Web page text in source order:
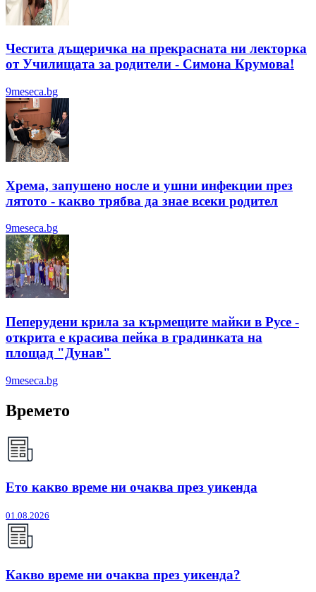
Честита дъщеричка на прекрасната ни лекторка
от Училищата за родители - Симона Крумова!
9meseca.bg
Хрема, запушено носле и ушни инфекции през
лятотo - какво трябва да знае всеки родител
9meseca.bg
Пеперудени крила за кърмещите майки в Русе -
открита е красива пейка в градинката на
площад "Дунав"
9meseca.bg
Времето
Ето какво време ни очаква през уикенда
01.08.2026
Какво време ни очаква през уикенда?